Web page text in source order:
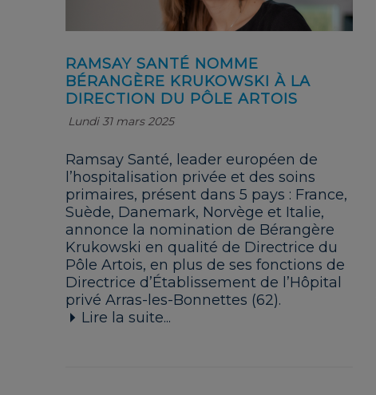
RAMSAY SANTÉ NOMME
BÉRANGÈRE KRUKOWSKI À LA
DIRECTION DU PÔLE ARTOIS
Lundi 31 mars 2025
Ramsay Santé, leader européen de
l’hospitalisation privée et des soins
primaires, présent dans 5 pays : France,
Suède, Danemark, Norvège et Italie,
annonce la nomination de Bérangère
Krukowski en qualité de Directrice du
Pôle Artois, en plus de ses fonctions de
Directrice d’Établissement de l’Hôpital
privé Arras-les-Bonnettes (62).
Lire la suite...